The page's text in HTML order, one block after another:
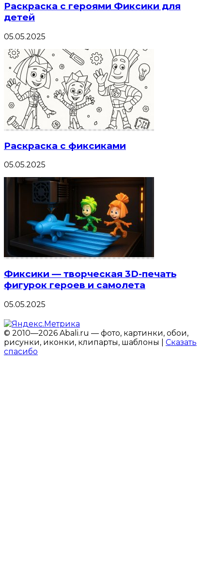
Раскраска с героями Фиксики для
детей
05.05.2025
Раскраска с фиксиками
05.05.2025
Фиксики — творческая 3D-печать
фигурок героев и самолета
05.05.2025
© 2010—2026 Abali.ru — фото, картинки, обои,
рисунки, иконки, клипарты, шаблоны | Сказать
спасибо